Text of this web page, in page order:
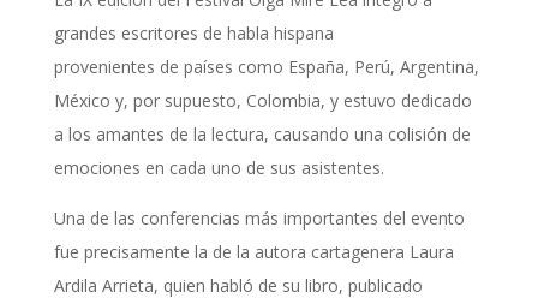
grandes escritores de habla hispana
provenientes de países como España, Perú, Argentina,
México y, por supuesto, Colombia, y estuvo dedicado
a los amantes de la lectura, causando una colisión de
emociones en cada uno de sus asistentes.
Una de las conferencias más importantes del evento
fue precisamente la de la autora cartagenera Laura
Ardila Arrieta, quien habló de su libro, publicado